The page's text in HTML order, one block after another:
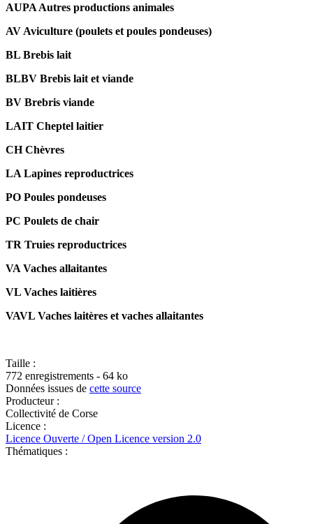
AUPA Autres productions animales
AV Aviculture (poulets et poules pondeuses)
BL Brebis lait
BLBV Brebis lait et viande
BV Brebris viande
LAIT Cheptel laitier
CH Chèvres
LA Lapines reproductrices
PO Poules pondeuses
PC Poulets de chair
TR Truies reproductrices
VA Vaches allaitantes
VL Vaches laitières
VAVL Vaches laitères et vaches allaitantes
Taille :
772 enregistrements - 64 ko
Données issues de cette source
Producteur :
Collectivité de Corse
Licence :
Licence Ouverte / Open Licence version 2.0
Thématiques :